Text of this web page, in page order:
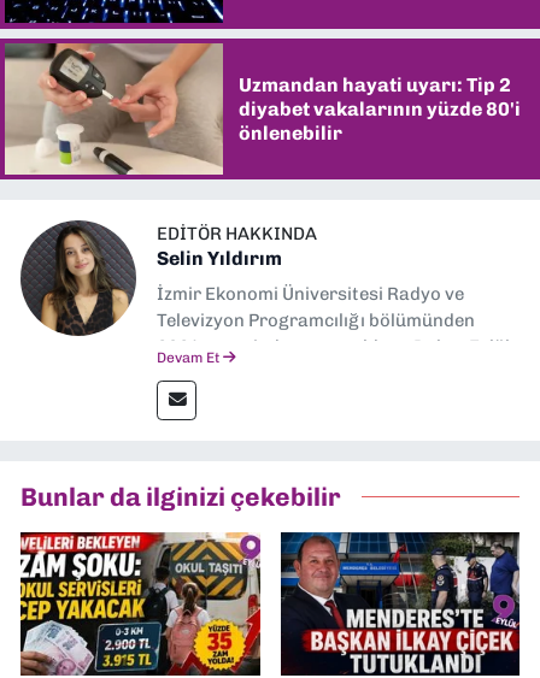
Uzmandan hayati uyarı: Tip 2
diyabet vakalarının yüzde 80'i
önlenebilir
EDITÖR HAKKINDA
Selin Yıldırım
İzmir Ekonomi Üniversitesi Radyo ve
Televizyon Programcılığı bölümünden
2024 senesinde mezun oldum. Dokuz Eylül
editörlük görevini de üstleniyorum.
Devam Et
Bunlar da ilginizi çekebilir